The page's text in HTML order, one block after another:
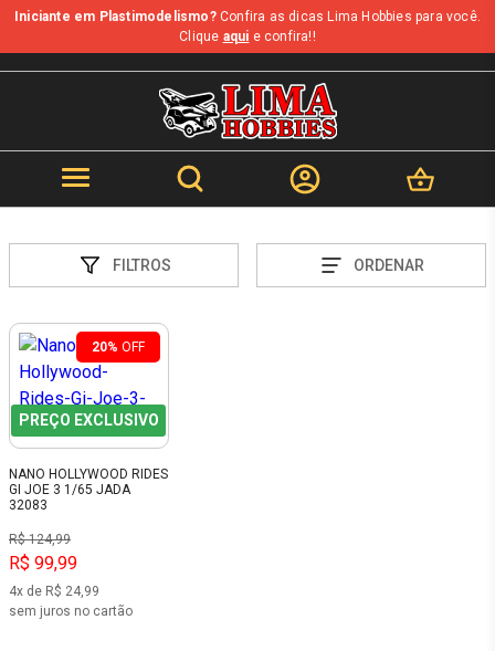
Iniciante em Plastimodelismo?Confira as dicas Lima Hobbies para você.
Clique aqui e confira!!
FILTROS ORDENAR
20% OFF
PREÇO EXCLUSIVO
NANO HOLLYWOOD RIDES
GI JOE 3 1/65 JADA
32083
R$ 124,99
R$ 99,99
4x de R$ 24,99
sem juros no cartão